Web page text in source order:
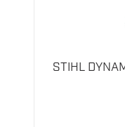
STIHL
flere